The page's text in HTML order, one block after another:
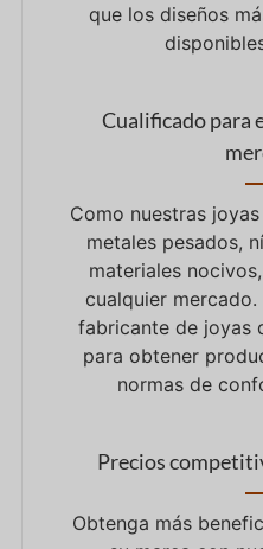
que los diseños
Cualificado para
Como nuestras
metales pesados,
materiales
cualquier
fabricante de joyas
para obtener
normas de
Precios
Obtenga más